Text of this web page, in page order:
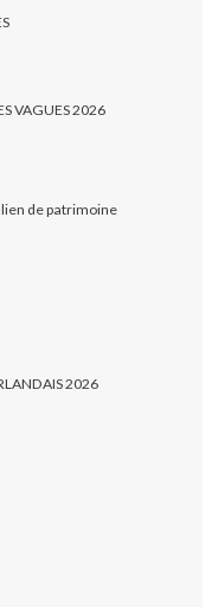
VAGUES 2026
de patrimoine
2026